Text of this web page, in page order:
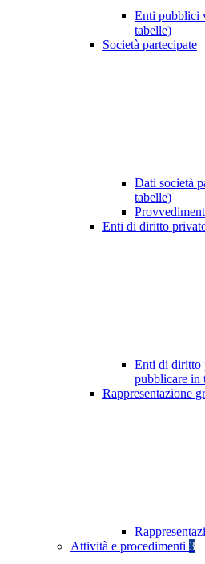
Enti pubblici
tabelle)
Società partecipate
Dati società
tabelle)
Enti di diritto
Enti di diritto
pubblicare in
Rappresentazione
Attività e procedimenti 3